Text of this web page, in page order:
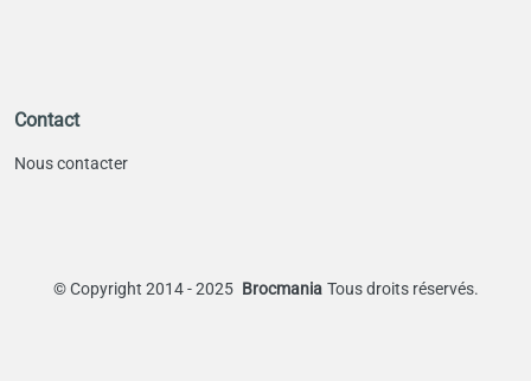
Contact
Nous contacter
©Copyright 2014 - 2025 Brocmania Tous droits réservés.